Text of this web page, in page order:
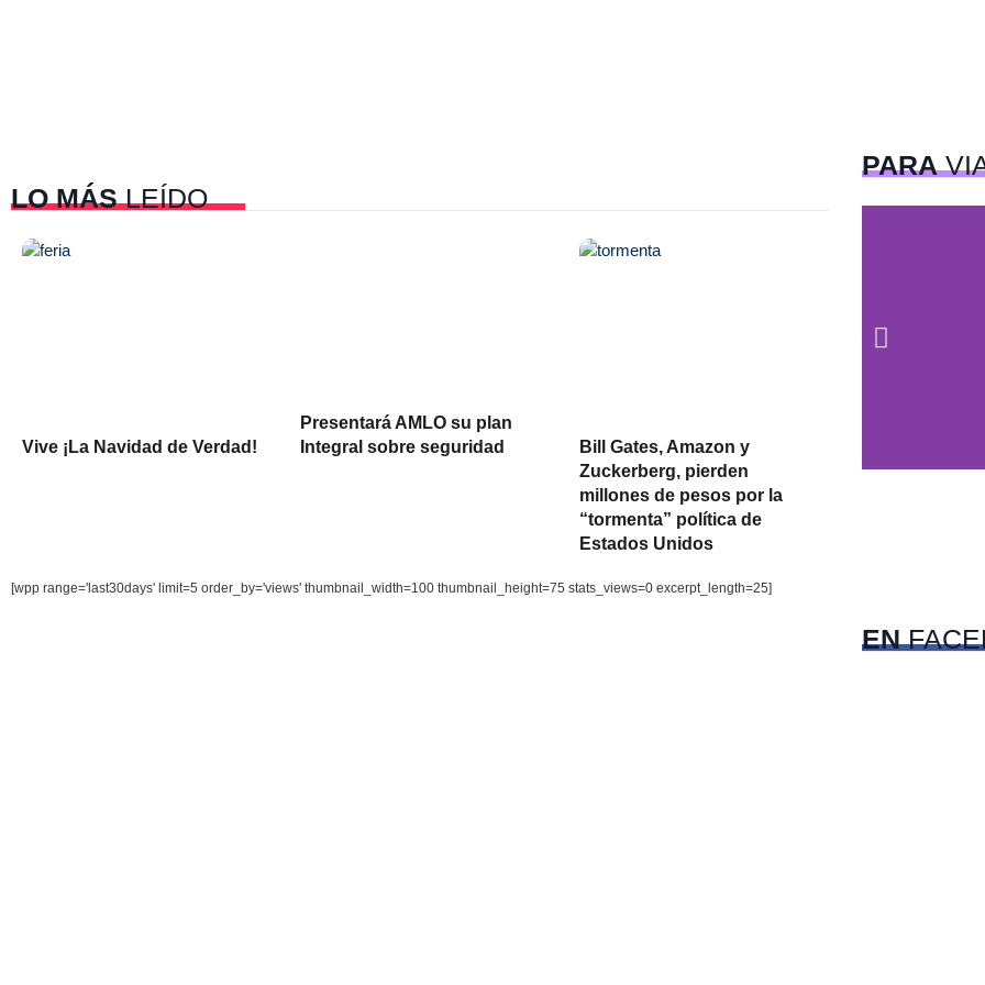
LO MÁSLEÍDO
Vive ¡La Navidad de Verdad!
Presentará AMLO su plan
Integral sobre seguridad
Bill Gates, Amazon y
Zuckerberg, pierden
millones de pesos por la
“tormenta” política de
Estados Unidos
[wpp range='last30days' limit=5 order_by='views' thumbnail_width=100 thumbnail_height=75 stats_views=0 excerpt_length=25]
PARA
EN